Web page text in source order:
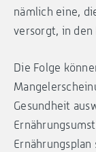
nämlich eine,
versorgt, in
Die Folge
Gesundheit